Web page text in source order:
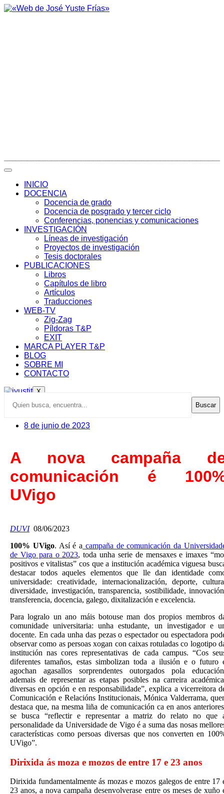
INICIO
DOCENCIA
Docencia de grado
Docencia de posgrado y tercer ciclo
Conferencias, ponencias y comunicaciones
INVESTIGACIÓN
Líneas de investigación
Proyectos de investigación
Tesis doctorales
PUBLICACIONES
Libros
Capítulos de libro
Artículos
Traducciones
WEB-TV
Zig-Zag
Píldoras T&P
EXIT
MARCA PLAYER T&P
BLOG
SOBRE MI
CONTACTO
X
Buscar
8 de junio de 2023
A nova campaña
comunicación é
UVigo
DUVI 08/06/2023
100% UVigo. Así é a campaña de comunicación da
de Vigo para o 2023, toda unha serie de mensaxes e imaxes
positivos e vitalistas” cos que a institución académica viguesa
destacar todos aqueles elementos que lle dan identidade
universidade: creatividade, internacionalización, deporte,
diversidade, investigación, transparencia, sostibilidade,
transferencia, docencia, galego, dixitalización e excelencia.
Para logralo un ano máis botouse man dos propios membros
comunidade universitaria: unha estudante, un investigador e
docente. En cada unha das pezas o espectador ou espectadora
observar como as persoas xogan con caixas rotuladas co logotipo
institución nas cores representativas de cada campus. “Cos
diferentes tamaños, estas simbolizan toda a ilusión e o futuro
agochan agasallos sorprendentes outorgados pola
ademais de representar as etapas posibles na carreira
diversas en opción e en responsabilidade”, explica a vicerreitora
Comunicación e Relacións Institucionais, Mónica Valderrama,
destaca que, na mesma liña de comunicación ca en anos
se busca “reflectir e representar a matriz do relato no que
personalidade da Universidade de Vigo é a suma das nosas
características como persoas diversas que nos converten en
UVigo”.
Dirixida ás moza e mozos de entre 17 e 23 anos
Dirixida fundamentalmente ás mozas e mozos galegos de entre 17
23 anos, a nova campaña desenvolverase entre os meses de xuño